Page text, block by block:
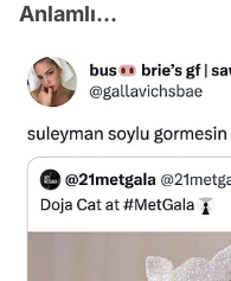
Anlamlı...